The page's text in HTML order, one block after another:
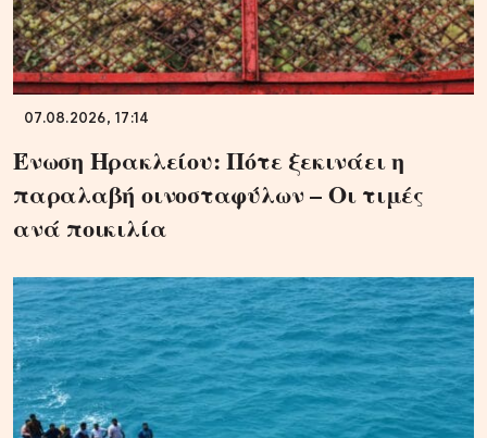
07.08.2026, 17:14
Ένωση Ηρακλείου: Πότε ξεκινάει η
παραλαβή οινοσταφύλων – Οι τιμές
ανά ποικιλία